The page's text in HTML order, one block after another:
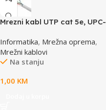
Mrezni kabl UTP cat 5e, UPC-
Informatika, Mrežna oprema,
Mrežni kablovi
Na stanju
1,00 KM